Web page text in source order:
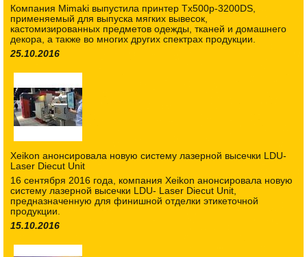
Компания Mimaki выпустила принтер Tx500p-3200DS,
применяемый для выпуска мягких вывесок,
кастомизированных предметов одежды, тканей и домашнего
декора, а также во многих других спектрах продукции.
25.10.2016
Xeikon анонсировала новую систему лазерной высечки LDU-
Laser Diecut Unit
16 сентября 2016 года, компания Xeikon анонсировала новую
систему лазерной высечки LDU- Laser Diecut Unit,
предназначенную для финишной отделки этикеточной
продукции.
15.10.2016